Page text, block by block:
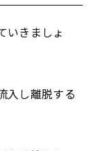
いきましょ
入し離脱する